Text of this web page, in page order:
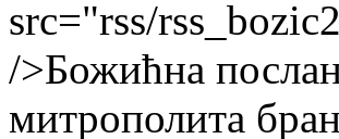
src="rss/
/>Божићна
митрополита